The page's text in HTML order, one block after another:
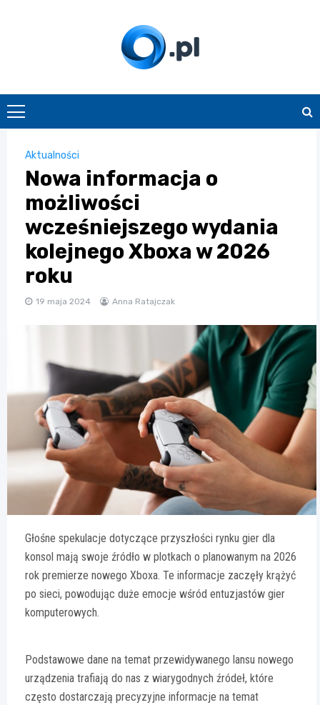
O.pl
Aktualności
Nowa informacja o
możliwości
wcześniejszego wydania
kolejnego Xboxa w 2026
roku
19 maja 2024 Anna Ratajczak
Głośne spekulacje dotyczące przyszłości rynku gier dla
konsol mają swoje źródło w plotkach o planowanym na 2026
rok premierze nowego Xboxa. Te informacje zaczęły krążyć
po sieci, powodując duże emocje wśród entuzjastów gier
komputerowych.
Podstawowe dane na temat przewidywanego lansu nowego
urządzenia trafiają do nas z wiarygodnych źródeł, które
często dostarczają precyzyjne informacje na temat